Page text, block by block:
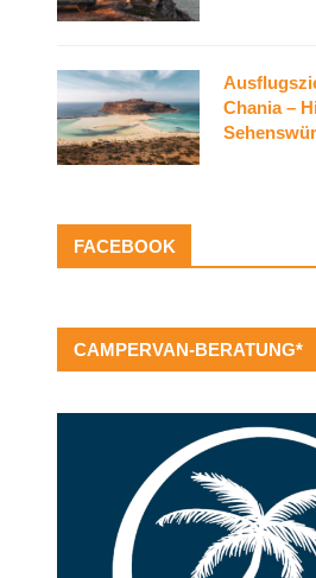
Chania –
FACEBOOK
CAMPERVAN-BERATUNG*